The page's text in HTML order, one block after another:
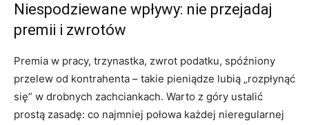
Niespodziewane wpływy: nie przejadaj
premii i zwrotów
Premia w pracy, trzynastka, zwrot podatku, spóźniony
przelew od kontrahenta – takie pieniądze lubią „rozpłynąć
się” w drobnych zachciankach. Warto z góry ustalić
prostą zasadę: co najmniej połowa każdej nieregularnej